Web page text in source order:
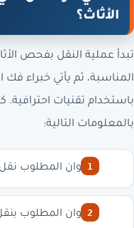
الأثاث؟
تبدأ عملية النقل بفحص
المناسبة، ثم يأتي خبراء
باستخدام تقنيات
بالمعلومات التالية:
العنوان المطلوب
العنوان المطلوب